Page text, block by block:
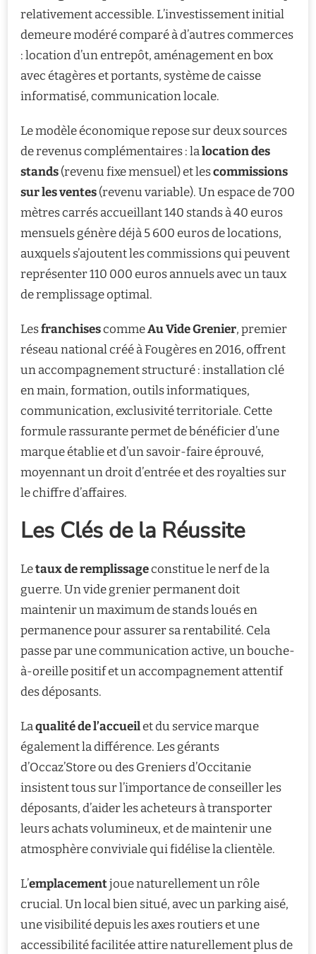
relativement accessible. L’investissement initial
demeure modéré comparé à d’autres commerces
: location d’un entrepôt, aménagement en box
avec étagères et portants, système de caisse
informatisé, communication locale.
Le modèle économique repose sur deux sources
de revenus complémentaires : lalocation des
stands(revenu fixe mensuel) et lescommissions
sur les ventes(revenu variable). Un espace de 700
mètres carrés accueillant 140 stands à 40 euros
mensuels génère déjà 5 600 euros de locations,
auxquels s’ajoutent les commissions qui peuvent
représenter 110 000 euros annuels avec un taux
de remplissage optimal.
LesfranchisescommeAu Vide Grenier, premier
réseau national créé à Fougères en 2016, offrent
un accompagnement structuré : installation clé
en main, formation, outils informatiques,
communication, exclusivité territoriale. Cette
formule rassurante permet de bénéficier d’une
marque établie et d’un savoir-faire éprouvé,
moyennant un droit d’entrée et des royalties sur
le chiffre d’affaires.
Les Clés de la Réussite
Letaux de remplissageconstitue le nerf de la
guerre. Un vide grenier permanent doit
maintenir un maximum de stands loués en
permanence pour assurer sa rentabilité. Cela
passe par une communication active, un bouche-
à-oreille positif et un accompagnement attentif
des déposants.
Laqualité de l’accueilet du service marque
également la différence. Les gérants
d’Occaz’Store ou des Greniers d’Occitanie
insistent tous sur l’importance de conseiller les
déposants, d’aider les acheteurs à transporter
leurs achats volumineux, et de maintenir une
atmosphère conviviale qui fidélise la clientèle.
L’emplacementjoue naturellement un rôle
crucial. Un local bien situé, avec un parking aisé,
une visibilité depuis les axes routiers et une
accessibilité facilitée attire naturellement plus de